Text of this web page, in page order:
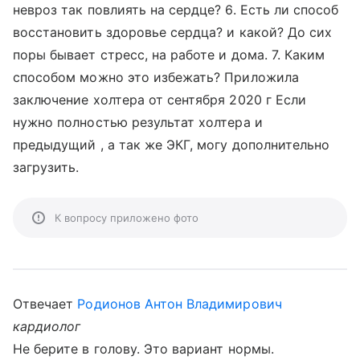
невроз так повлиять на сердце? 6. Есть ли способ
восстановить здоровье сердца? и какой? До сих
поры бывает стресс, на работе и дома. 7. Каким
способом можно это избежать? Приложила
заключение холтера от сентября 2020 г Если
нужно полностью результат холтера и
предыдущий , а так же ЭКГ, могу дополнительно
загрузить.
К вопросу приложено фото
Отвечает Родионов Антон Владимирович
кардиолог
Не берите в голову. Это вариант нормы.